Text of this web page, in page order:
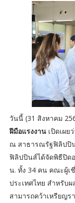
วันนี้ (31 สิงหาคม
ฝีมือแรงงานเปิดเผย
ณ สาธารณรัฐฟิลิปปิน
ฟิลิปปินส์ได้จัดพิธีปิด
น. ทั้ง 34 คน คณะผู้เ
ประเทศไทย สำหรับ
สามารถคว้าเหรียญร